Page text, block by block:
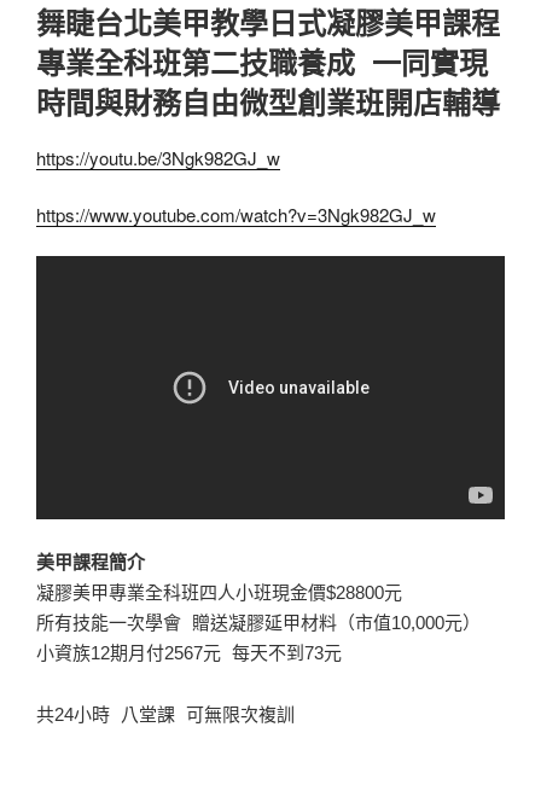
舞睫台北美甲教學日式凝膠美甲課程
專業全科班第二技職養成 一同實現
時間與財務自由微型創業班開店輔導
https://youtu.be/3Ngk982GJ_w
https://www.youtube.com/watch?v=3Ngk982GJ_w
美甲課程簡介
凝膠美甲專業全科班四人小班現金價$28800元
所有技能一次學會 贈送凝膠延甲材料（市值10,000元）
小資族12期月付2567元 每天不到73元
共24小時 八堂課 可無限次複訓